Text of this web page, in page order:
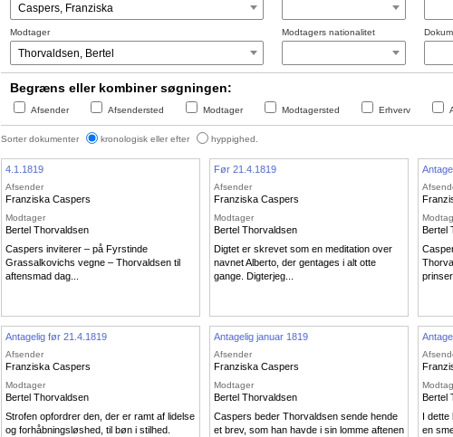
Modtager Modtagers nationalitet
Begræns eller kombiner søgningen:
Afsender Afsendersted Modtager Modtagersted Erhverv
Sorter dokumenter kronologisk eller efter hyppighed.
4.1.1819
Afsender
Franziska Caspers
Modtager
Bertel Thorvaldsen
Caspers inviterer – på Fyrstinde
Grassalkovichs vegne – Thorvaldsen til
aftensmad dag...
Før 21.4.1819
Afsender
Franziska Caspers
Modtager
Bertel Thorvaldsen
Digtet er skrevet som en meditation over
navnet Alberto, der gentages i alt otte
gange. Digterjeg...
Bertel
Antagelig før 21.4.1819
Afsender
Franziska Caspers
Modtager
Bertel Thorvaldsen
Strofen opfordrer den, der er ramt af lidelse
og forhåbningsløshed, til bøn i stilhed.
Antagelig januar 1819
Afsender
Franziska Caspers
Modtager
Bertel Thorvaldsen
Caspers beder Thorvaldsen sende hende
et brev, som han havde i sin lomme aftenen
Bertel
I
en